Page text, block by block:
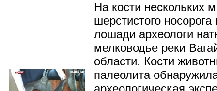
На кости нескольких
шерстистого
лошади археологи
мелководье реки
области. Кости
палеолита
археологическая